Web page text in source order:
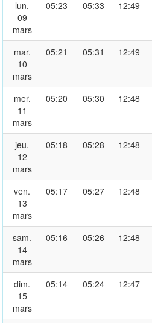
lun.
09
mars
05:23 05:33 12:49
mar.
10
mars
05:21 05:31 12:49
mer.
11
mars
05:20 05:30 12:48
jeu.
12
mars
05:18 05:28 12:48
ven.
13
mars
05:17 05:27 12:48
sam.
14
mars
05:16 05:26 12:48
dim.
15
mars
05:14 05:24 12:47